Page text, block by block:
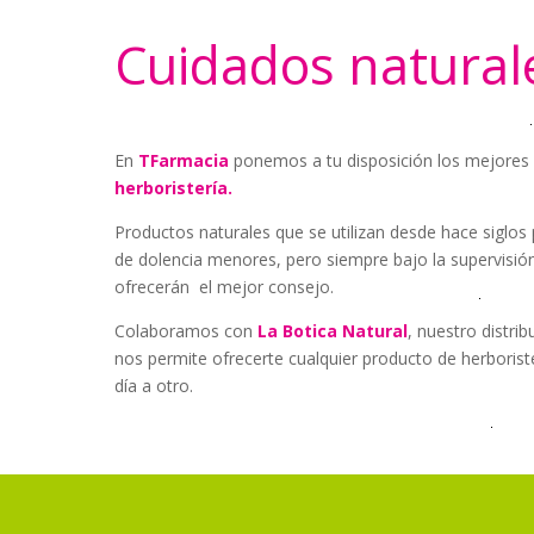
Cuidados
En TFarmacia ponemos a tu disposición los
herboristería.
Productos naturales que se utilizan desde hace
de dolencia menores, pero siempre bajo la
ofrecerán el mejor consejo.
Colaboramos con La Botica Natural, nuestro
nos permite ofrecerte cualquier producto de
día a otro.